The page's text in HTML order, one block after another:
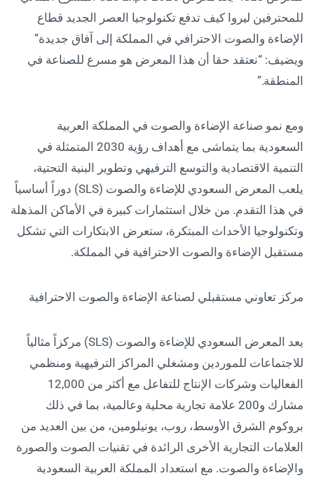
للمحترفين ليروا كيف تدفع تكنولوجيا العصر الجديد قطاع
الإضاءة والصوت الاحترافي في المملكة إلى آفاق جديدة”
ويضيف: “نعتقد حقا أن هذا المعرض هو مسرع للصناعة في
المنطقة.”
ومع نمو صناعة الإضاءة والصوت في المملكة العربية
السعودية بما يتماشى مع أهداف رؤية 2030 المتمثلة في
التنمية الاقتصادية والتوسع الترفيهي وتطوير البنية التحتية،
يلعب المعرض السعودي للإضاءة والصوت (SLS) دوراً أساسياً
في هذا التقدم. من خلال استثمارات كبيرة في الأماكن المذهلة
وتكنولوجيا الأحداث المبتكرة، ستعرض الابتكارات التي تشكل
مستقبل الإضاءة والصوت الاحترافية في المملكة.
مركز تعاوني مستقبلي لصناعة الإضاءة والصوت الاحترافية
يعد المعرض السعودي للإضاءة والصوت (SLS) مركزاً مثالياً
للاجتماعات للموردين ومشغلي المراكز الترفيهية ومنظمي
الفعاليات وشركات الإنتاج للتفاعل مع أكثر من 12,000
مشارك و200 علامة تجارية محلية وعالمية، بما في ذلك
بروكوم الشرق الأوسط، روب، يونيلومين، من بين العديد من
العلامات التجارية الأخرى الرائدة في تقنيات الصوت والصورة
والإضاءة والصوت. مع استعداد المملكة العربية السعودية